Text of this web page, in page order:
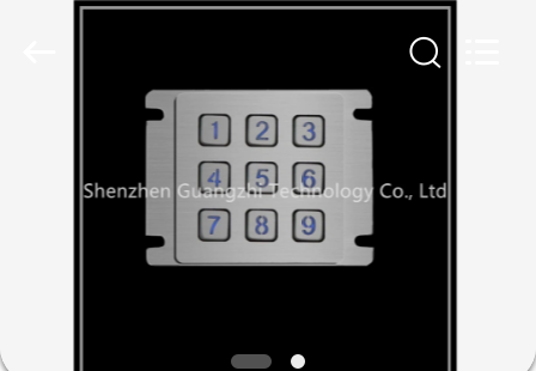
PRODUCTEN
ONGEVEER